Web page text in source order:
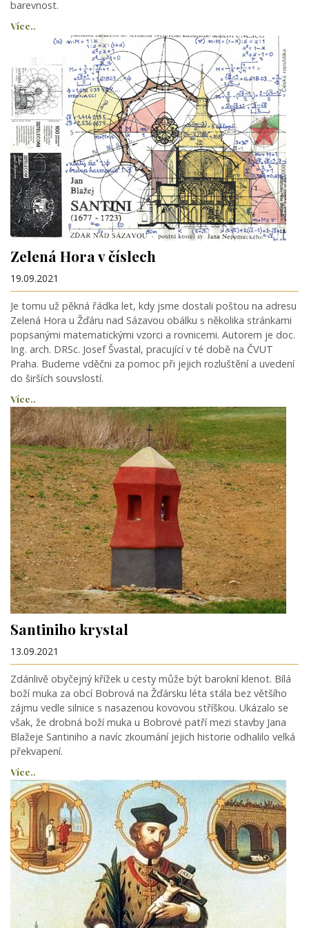
barevnost.
Více..
Zelená Hora v číslech
19.09.2021
Je tomu už pěkná řádka let, kdy jsme dostali poštou na adresu
Zelená Hora u Žďáru nad Sázavou obálku s několika stránkami
popsanými matematickými vzorci a rovnicemi. Autorem je doc.
Ing. arch. DRSc. Josef Švastal, pracující v té době na ČVUT
Praha. Budeme vděčni za pomoc při jejich rozluštění a uvedení
do širších souvslostí.
Více..
Santiniho krystal
13.09.2021
Zdánlivě obyčejný křížek u cesty může být barokní klenot. Bílá
boží muka za obcí Bobrová na Žďársku léta stála bez většího
zájmu vedle silnice s nasazenou kovovou stříškou. Ukázalo se
však, že drobná boží muka u Bobrové patří mezi stavby Jana
Blažeje Santiniho a navíc zkoumání jejich historie odhalilo velká
překvapení.
Více..